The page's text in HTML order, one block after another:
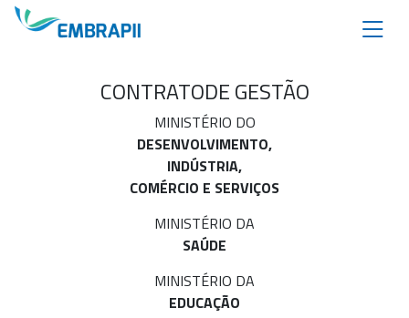
CONTRATODE GESTÃO
MINISTÉRIO DO
DESENVOLVIMENTO,
INDÚSTRIA,
COMÉRCIO E SERVIÇOS
MINISTÉRIO DA
SAÚDE
MINISTÉRIO DA
EDUCAÇÃO